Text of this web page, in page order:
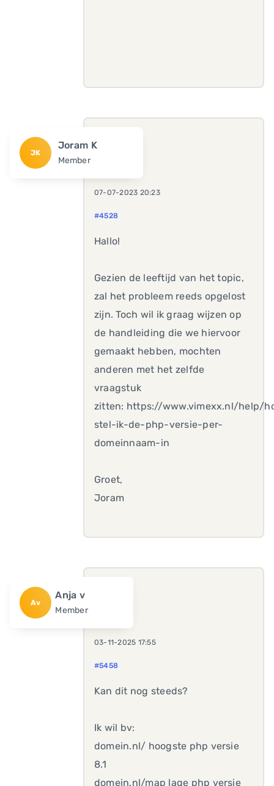
JK
Joram K
Member
07-07-2023 20:23
#4528
Hallo!
Gezien de leeftijd van het topic,
zal het probleem reeds opgelost
zijn. Toch wil ik graag wijzen op
de handleiding die we hiervoor
gemaakt hebben, mochten
anderen met het zelfde
vraagstuk
zitten: https://www.vimexx.nl/help/
stel-ik-de-php-versie-per-
domeinnaam-in
Groet,
Joram
Av
Anja v
Member
03-11-2025 17:55
#5458
Kan dit nog steeds?
Ik wil bv:
domein.nl/ hoogste php versie
8.1
domein.nl/map lage php versie